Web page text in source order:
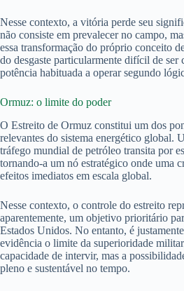
Nesse contexto, a vitória perde seu
não consiste em prevalecer no campo,
essa transformação do próprio conceito
do desgaste particularmente difícil de ser
potência habituada a operar segundo
Ormuz: o limite do poder
O Estreito de Ormuz constitui um dos
relevantes do sistema energético global.
tráfego mundial de petróleo transita por
tornando-a um nó estratégico onde uma
efeitos imediatos em escala global.
Nesse contexto, o controle do estreito
aparentemente, um objetivo prioritário
Estados Unidos. No entanto, é
evidência o limite da superioridade
capacidade de intervir, mas a
pleno e sustentável no tempo.